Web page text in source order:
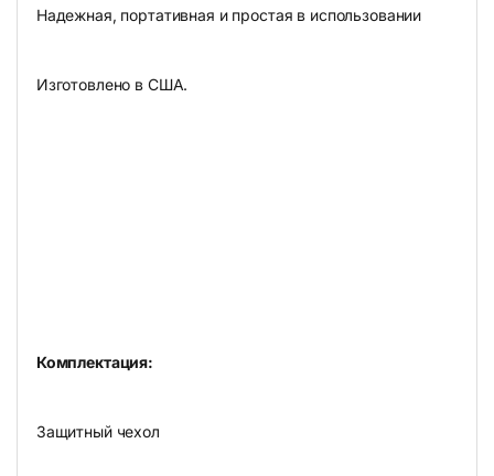
Надежная, портативная и простая в использовании
Изготовлено в США.
Комплектация:
Защитный чехол